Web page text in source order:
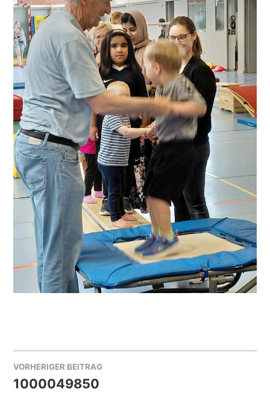
BEITRAGSNAVIGATION
VORHERIGER BEITRAG
1000049850